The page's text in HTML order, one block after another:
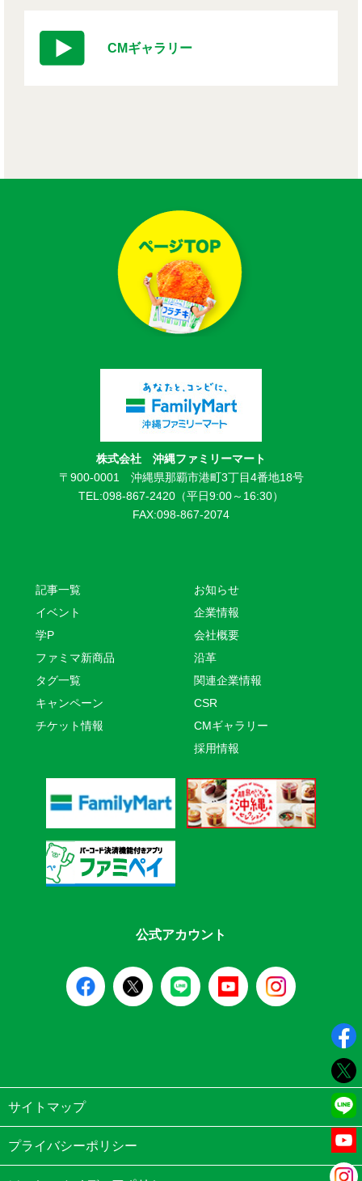
CMギャラリー
株式会社 沖縄ファミリーマート
〒900-0001 沖縄県那覇市港町3丁目4番地18号
TEL:098-867-2420（平日9:00～16:30）
FAX:098-867-2074
記事一覧
イベント
学P
ファミマ新商品
タグ一覧
キャンペーン
チケット情報
お知らせ
企業情報
会社概要
沿革
関連企業情報
CSR
CMギャラリー
採用情報
公式アカウント
サイトマップ
プライバシーポリシー